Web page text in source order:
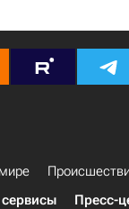
Пресс-